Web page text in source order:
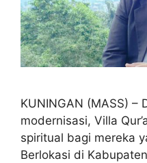
KUNINGAN (MASS) –
modernisasi, Villa
spiritual bagi mereka
Berlokasi di